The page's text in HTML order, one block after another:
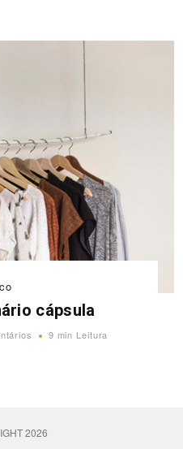
cápsula
9 min Leitura
2026